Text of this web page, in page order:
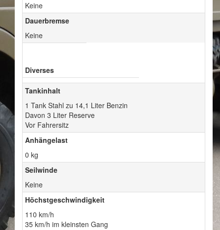
Keine
Dauerbremse
Keine
Diverses
Tankinhalt
1 Tank Stahl zu 14,1 Liter Benzin
Davon 3 Liter Reserve
Vor Fahrersitz
Anhängelast
0 kg
Seilwinde
Keine
Höchstgeschwindigkeit
110 km/h
35 km/h im kleinsten Gang